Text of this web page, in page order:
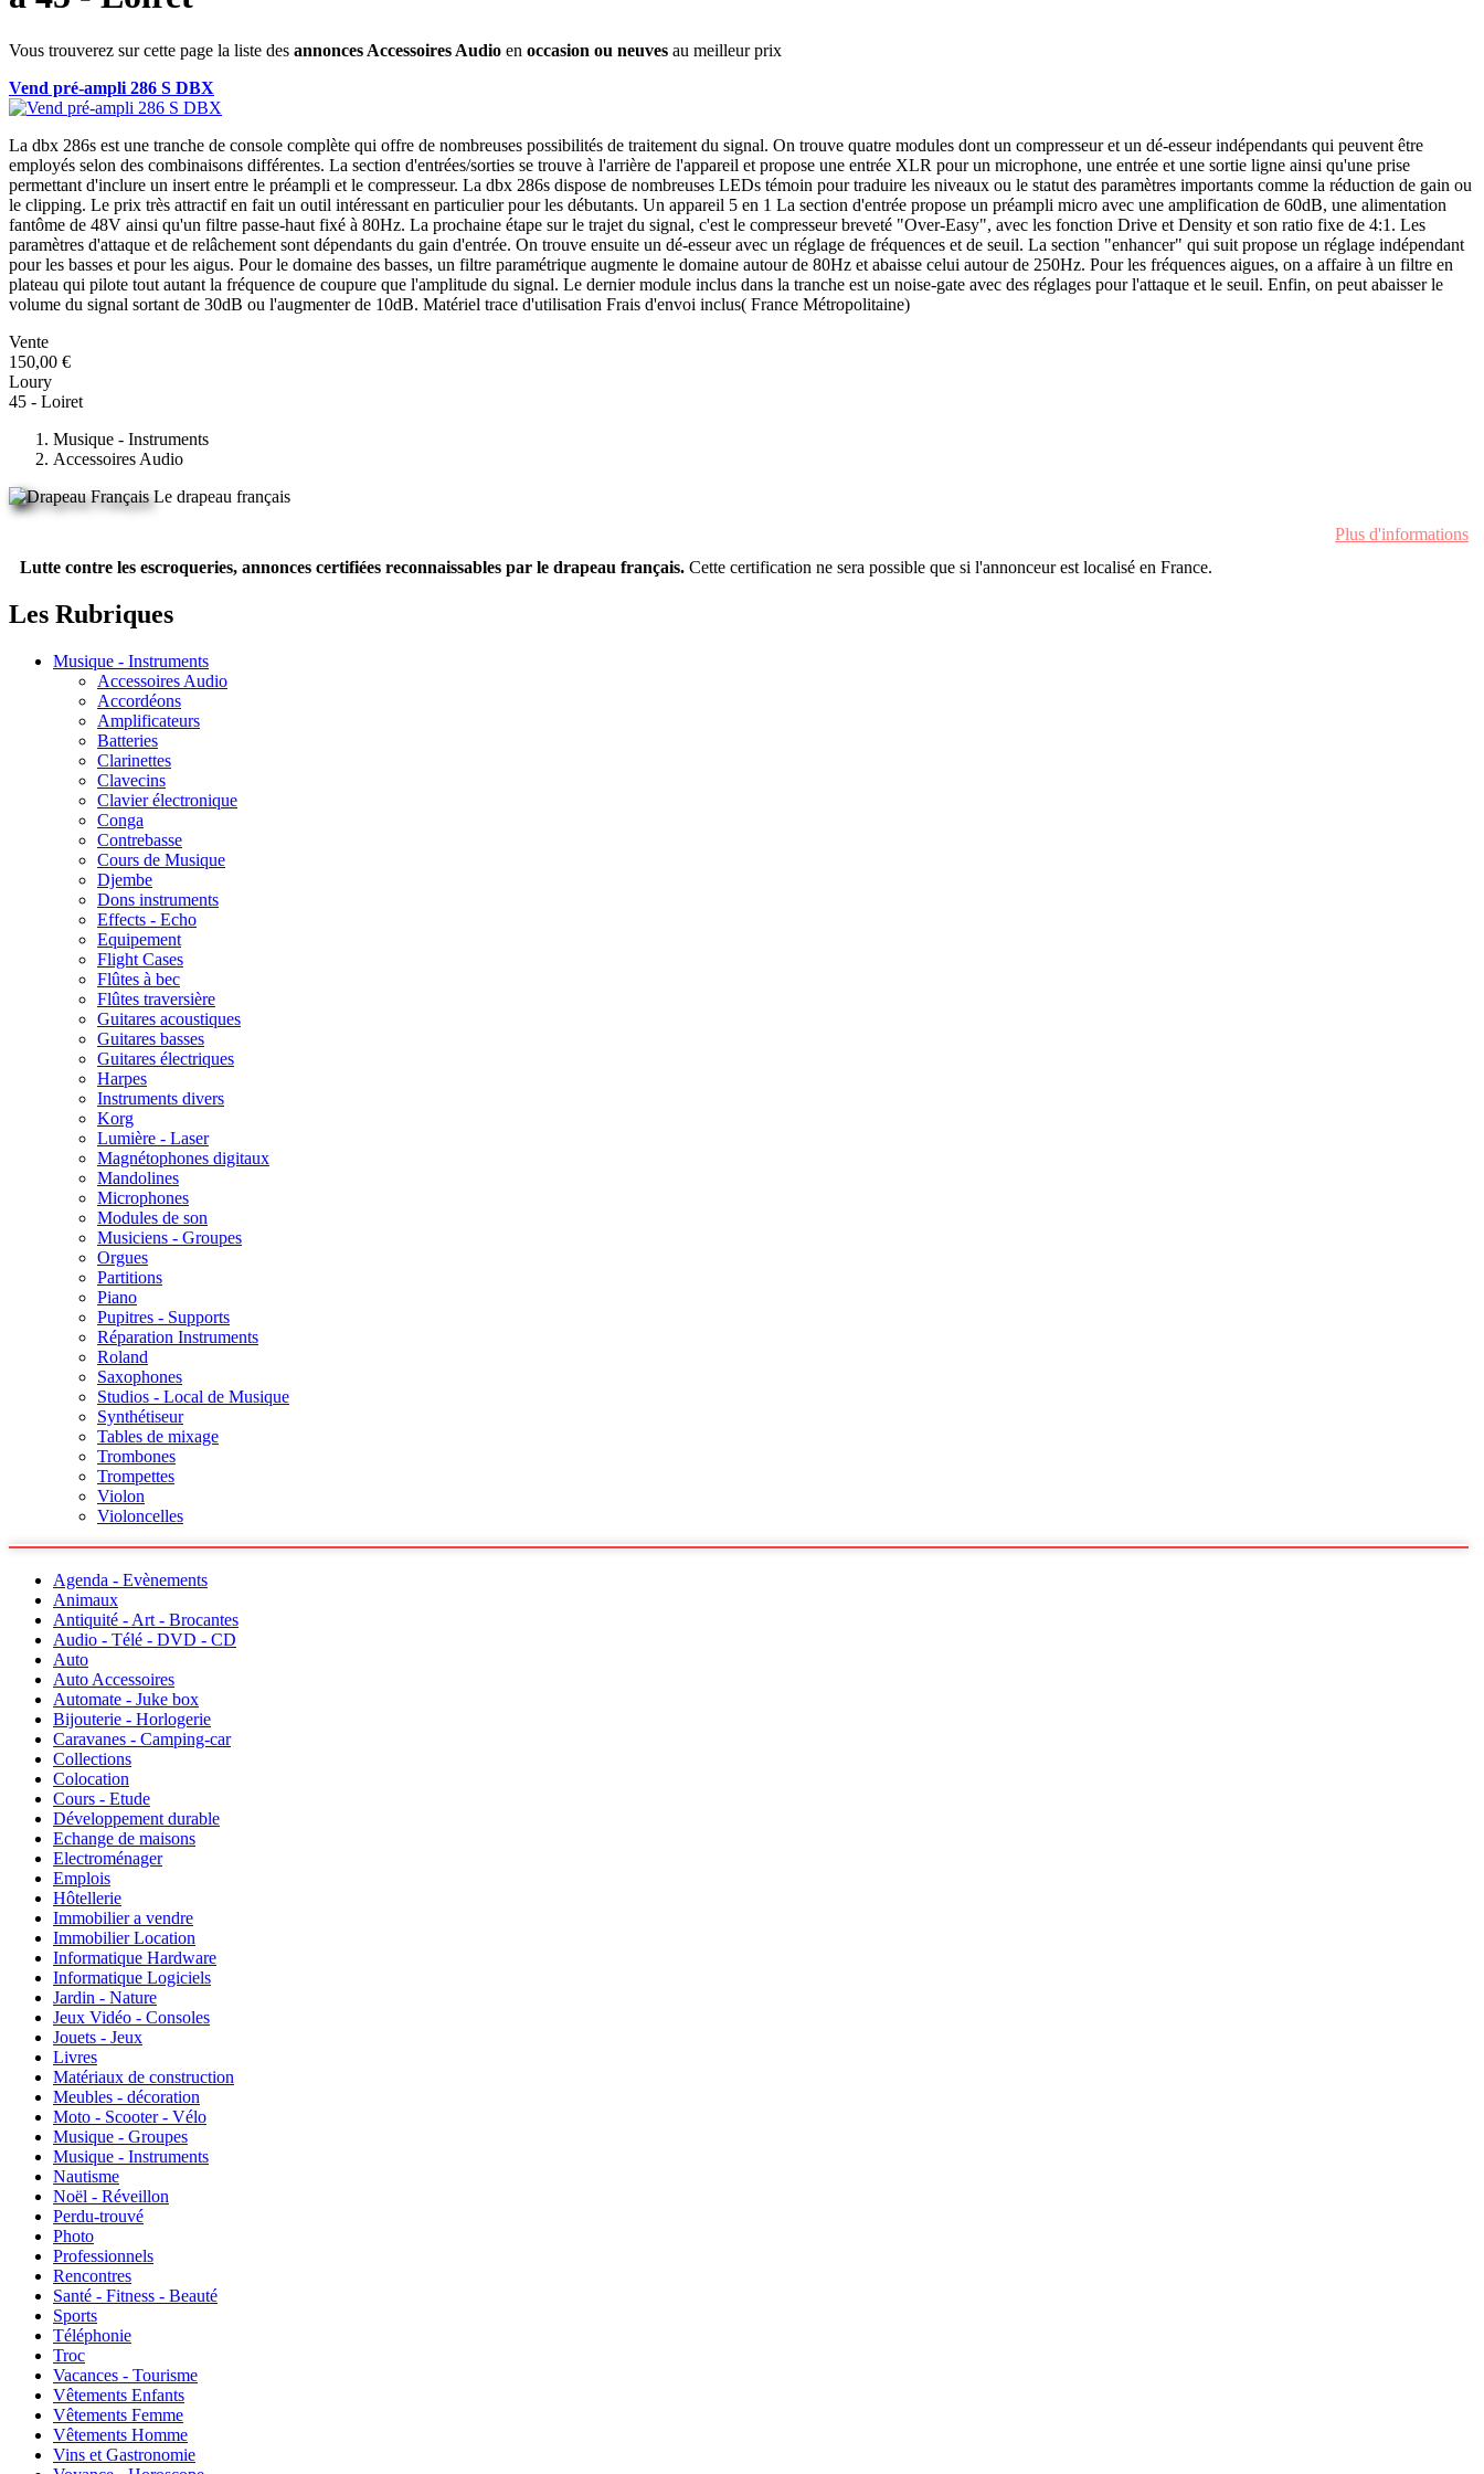
Vous trouverez sur cette page la liste des annonces Accessoires Audio en occasion ou neuves au meilleur prix
Vend pré-ampli 286 S DBX
La dbx 286s est une tranche de console complète qui offre de nombreuses possibilités de traitement du signal. On trouve quatre modules dont un compresseur et un dé-esseur indépendants qui peuvent être
employés selon des combinaisons différentes. La section d'entrées/sorties se trouve à l'arrière de l'appareil et propose une entrée XLR pour un microphone, une entrée et une sortie ligne ainsi qu'une prise
permettant d'inclure un insert entre le préampli et le compresseur. La dbx 286s dispose de nombreuses LEDs témoin pour traduire les niveaux ou le statut des paramètres importants comme la réduction de gain ou
le clipping. Le prix très attractif en fait un outil intéressant en particulier pour les débutants. Un appareil 5 en 1 La section d'entrée propose un préampli micro avec une amplification de 60dB, une alimentation
fantôme de 48V ainsi qu'un filtre passe-haut fixé à 80Hz. La prochaine étape sur le trajet du signal, c'est le compresseur breveté "Over-Easy", avec les fonction Drive et Density et son ratio fixe de 4:1. Les
paramètres d'attaque et de relâchement sont dépendants du gain d'entrée. On trouve ensuite un dé-esseur avec un réglage de fréquences et de seuil. La section "enhancer" qui suit propose un réglage indépendant
pour les basses et pour les aigus. Pour le domaine des basses, un filtre paramétrique augmente le domaine autour de 80Hz et abaisse celui autour de 250Hz. Pour les fréquences aigues, on a affaire à un filtre en
plateau qui pilote tout autant la fréquence de coupure que l'amplitude du signal. Le dernier module inclus dans la tranche est un noise-gate avec des réglages pour l'attaque et le seuil. Enfin, on peut abaisser le
volume du signal sortant de 30dB ou l'augmenter de 10dB. Matériel trace d'utilisation Frais d'envoi inclus( France Métropolitaine)
Vente
150,00 €
Loury
45 - Loiret
Musique - Instruments
Accessoires Audio
Le drapeau français
Plus d'informations
Lutte contre les escroqueries, annonces certifiées reconnaissables par le drapeau français. Cette certification ne sera possible que si l'annonceur est localisé en France.
Les Rubriques
Musique - Instruments
Accessoires Audio
Accordéons
Amplificateurs
Batteries
Clarinettes
Clavecins
Clavier électronique
Conga
Contrebasse
Cours de Musique
Djembe
Dons instruments
Effects - Echo
Equipement
Flight Cases
Flûtes à bec
Flûtes traversière
Guitares acoustiques
Guitares basses
Guitares électriques
Harpes
Instruments divers
Korg
Lumière - Laser
Magnétophones digitaux
Mandolines
Microphones
Modules de son
Musiciens - Groupes
Orgues
Partitions
Piano
Pupitres - Supports
Réparation Instruments
Roland
Saxophones
Studios - Local de Musique
Synthétiseur
Tables de mixage
Trombones
Trompettes
Violon
Violoncelles
Agenda - Evènements
Animaux
Antiquité - Art - Brocantes
Audio - Télé - DVD - CD
Auto
Auto Accessoires
Automate - Juke box
Bijouterie - Horlogerie
Caravanes - Camping-car
Collections
Colocation
Cours - Etude
Développement durable
Echange de maisons
Electroménager
Emplois
Hôtellerie
Immobilier a vendre
Immobilier Location
Informatique Hardware
Informatique Logiciels
Jardin - Nature
Jeux Vidéo - Consoles
Jouets - Jeux
Livres
Matériaux de construction
Meubles - décoration
Moto - Scooter - Vélo
Musique - Groupes
Musique - Instruments
Nautisme
Noël - Réveillon
Perdu-trouvé
Photo
Professionnels
Rencontres
Santé - Fitness - Beauté
Sports
Téléphonie
Troc
Vacances - Tourisme
Vêtements Enfants
Vêtements Femme
Vêtements Homme
Vins et Gastronomie